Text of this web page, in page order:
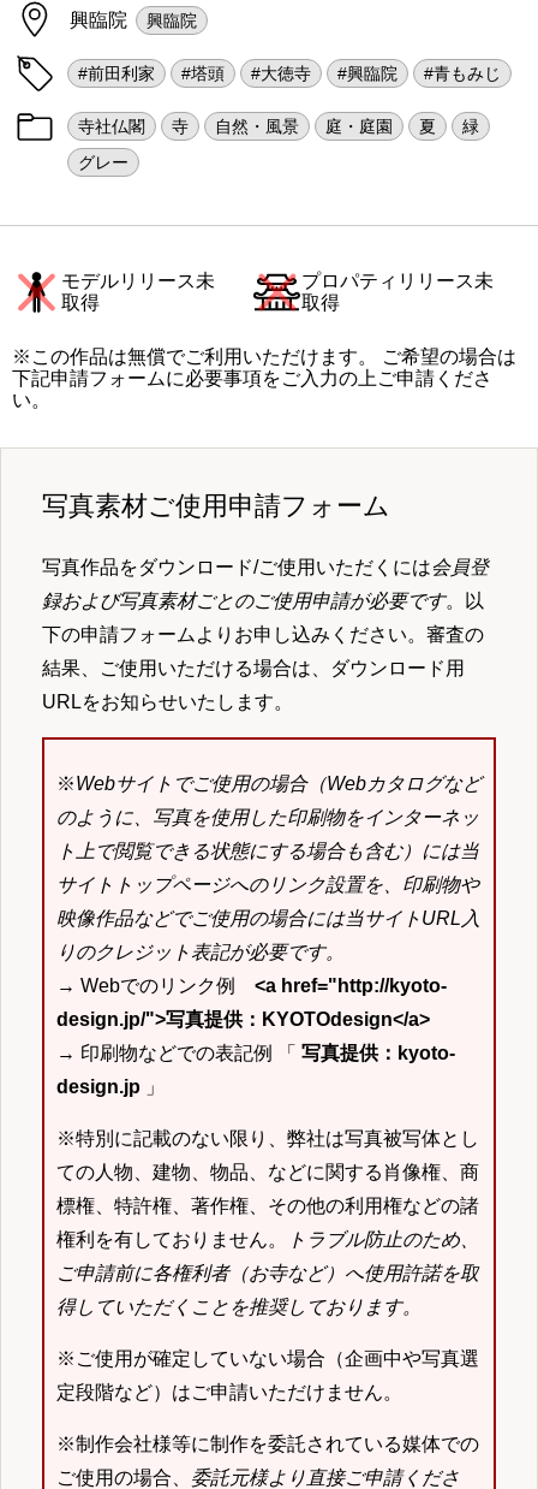
興臨院 興臨院
#前田利家 #塔頭 #大徳寺 #興臨院 #青もみじ
寺社仏閣 寺 自然・風景 庭・庭園 夏
緑
グレー
モデルリリース未
取得
プロパティリリース未
取得
※この作品は無償でご利用いただけます。 ご希望の場合は
下記申請フォームに必要事項をご入力の上ご申請くださ
い。
写真素材ご使用申請フォーム
写真作品をダウンロード/ご使用いただくには会員登
録および写真素材ごとのご使用申請が必要です。以
下の申請フォームよりお申し込みください。審査の
結果、ご使用いただける場合は、ダウンロード用
URLをお知らせいたします。
※Webサイトでご使用の場合（Webカタログなど
のように、写真を使用した印刷物をインターネッ
ト上で閲覧できる状態にする場合も含む）には当
サイトトップページへのリンク設置を、印刷物や
映像作品などでご使用の場合には当サイトURL入
りのクレジット表記が必要です。
→ Webでのリンク例 <a href="http://kyoto-
design.jp/">写真提供：KYOTOdesign</a>
→ 印刷物などでの表記例 「 写真提供：kyoto-
design.jp 」
※特別に記載のない限り、弊社は写真被写体とし
ての人物、建物、物品、などに関する肖像権、商
標権、特許権、著作権、その他の利用権などの諸
権利を有しておりません。
トラブル防止のため、
ご申請前に各権利者（お寺など）へ使用許諾を取
得していただくことを推奨しております。
※ご使用が確定していない場合（企画中や写真選
定段階など）はご申請いただけません。
※制作会社様等に制作を委託されている媒体での
ご使用の場合、 委託元様より直接ご申請くださ